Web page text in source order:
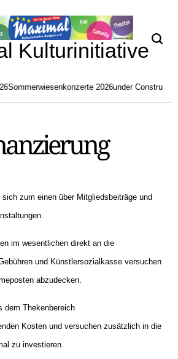
to
content
Kulturinitiative
Sommerwiesenkonzerte 2026under
zum einen über Mitgliedsbeiträge und
im wesentlichen direkt an die
und Künstlersozialkasse versuchen
abzudecken.
dem Thekenbereich
Kosten und versuchen zusätzlich in die
zu investieren.